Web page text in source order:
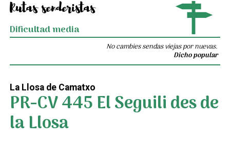
Rutas senderistas
Dificultad media
No cambies sendas viejas por nuevas.
Dicho popular
La Llosa de Camatxo
PR-CV 445 El Seguili des de
la Llosa